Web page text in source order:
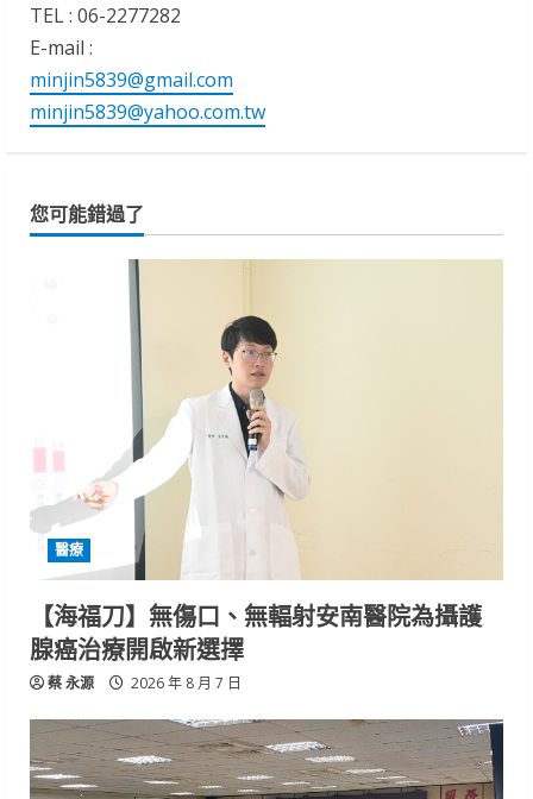
TEL : 06-2277282
E-mail :
minjin5839@gmail.com
minjin5839@yahoo.com.tw
您可能錯過了
醫療
【海福刀】無傷口、無輻射安南醫院為攝護
腺癌治療開啟新選擇
蔡 永源 2026 年 8 月 7 日